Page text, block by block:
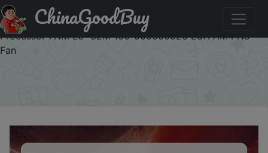
Придбати по знижці CDUA10 AMD Ryzen 7 5700X R7
5700X 3.4GHz 8-Core 16-Thread PCIE4.0 65W CPU
Processor 7NM L3=32M 100-000000926 LGA AM4 No
Fan
ChinaGoodBuy